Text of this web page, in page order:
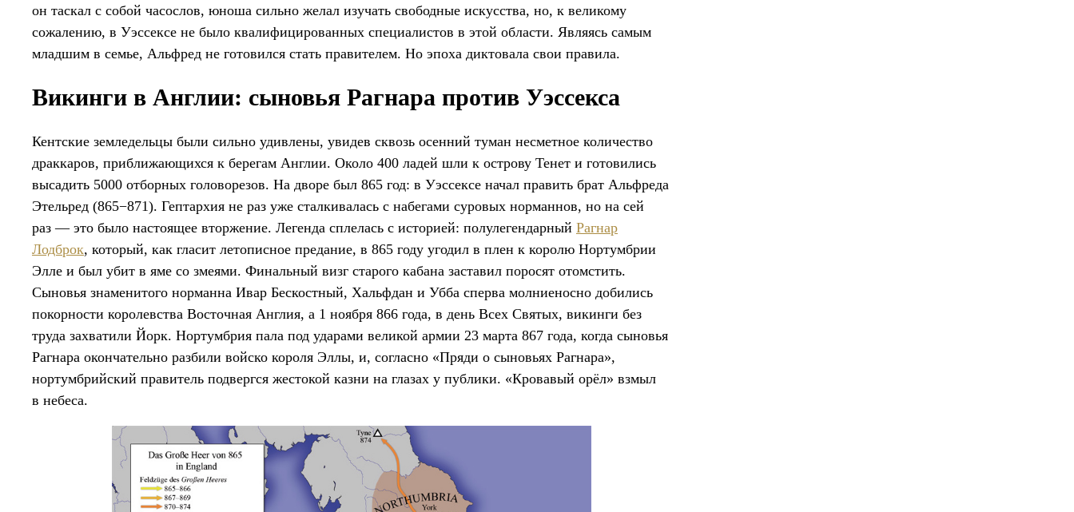
он таскал с собой часослов, юноша сильно желал изучать свободные искусства, но, к великому
сожалению, в Уэссексе не было квалифицированных специалистов в этой области. Являясь самым
младшим в семье, Альфред не готовился стать правителем. Но эпоха диктовала свои правила.
Викинги в Англии: сыновья Рагнара против Уэссекса
Кентские земледельцы были сильно удивлены, увидев сквозь осенний туман несметное количество
драккаров, приближающихся к берегам Англии. Около 400 ладей шли к острову Тенет и готовились
высадить 5000 отборных головорезов. На дворе был 865 год: в Уэссексе начал править брат Альфреда
Этельред (865−871). Гептархия не раз уже сталкивалась с набегами суровых норманнов, но на сей
раз — это было настоящее вторжение. Легенда сплелась с историей: полулегендарный Рагнар
Лодброк, который, как гласит летописное предание, в 865 году угодил в плен к королю Нортумбрии
Элле и был убит в яме со змеями. Финальный визг старого кабана заставил поросят отомстить.
Сыновья знаменитого норманна Ивар Бескостный, Хальфдан и Убба сперва молниеносно добились
покорности королевства Восточная Англия, а 1 ноября 866 года, в день Всех Святых, викинги без
труда захватили Йорк. Нортумбрия пала под ударами великой армии 23 марта 867 года, когда сыновья
Рагнара окончательно разбили войско короля Эллы, и, согласно «Пряди о сыновьях Рагнара»,
нортумбрийский правитель подвергся жестокой казни на глазах у публики. «Кровавый орёл» взмыл
в небеса.